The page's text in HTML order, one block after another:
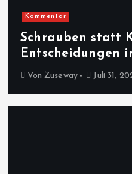
Kommentar
Schrauben statt
Entscheidungen
Von Zuseway Juli 31,